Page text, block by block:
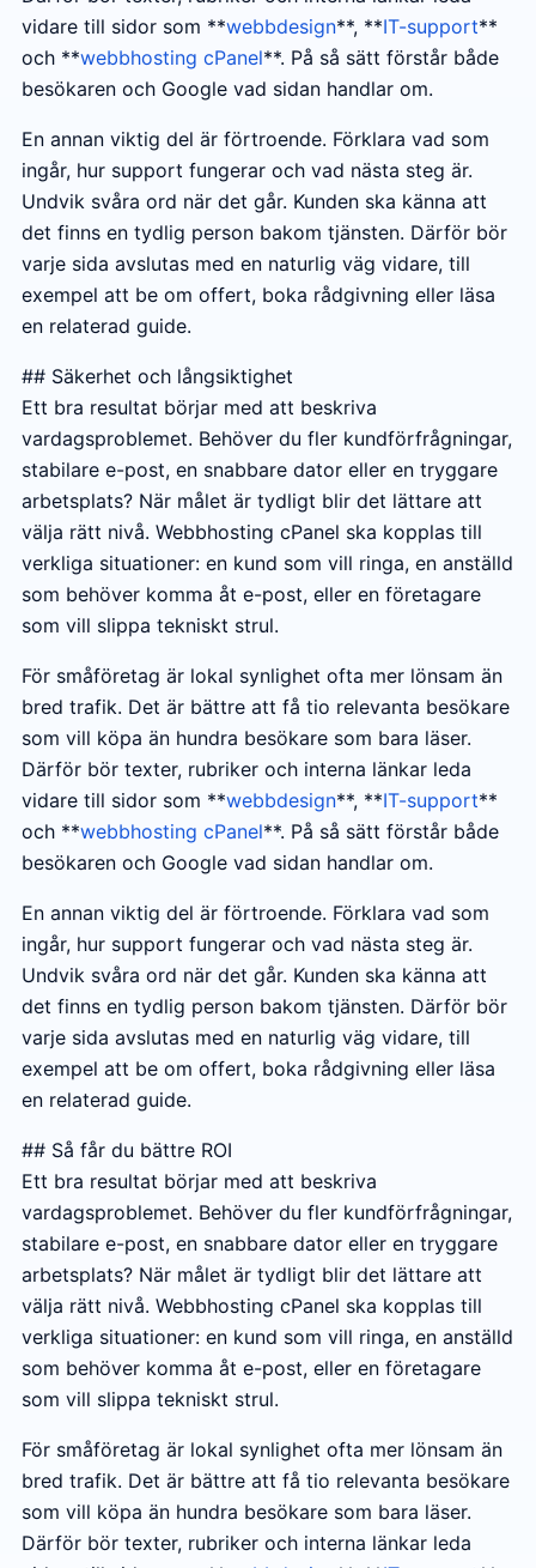
vidare till sidor som **webbdesign**, **IT-support**
och **webbhosting cPanel**. På så sätt förstår både
besökaren och Google vad sidan handlar om.
En annan viktig del är förtroende. Förklara vad som
ingår, hur support fungerar och vad nästa steg är.
Undvik svåra ord när det går. Kunden ska känna att
det finns en tydlig person bakom tjänsten. Därför bör
varje sida avslutas med en naturlig väg vidare, till
exempel att be om offert, boka rådgivning eller läsa
en relaterad guide.
## Säkerhet och långsiktighet
Ett bra resultat börjar med att beskriva
vardagsproblemet. Behöver du fler kundförfrågningar,
stabilare e-post, en snabbare dator eller en tryggare
arbetsplats? När målet är tydligt blir det lättare att
välja rätt nivå. Webbhosting cPanel ska kopplas till
verkliga situationer: en kund som vill ringa, en anställd
som behöver komma åt e-post, eller en företagare
som vill slippa tekniskt strul.
För småföretag är lokal synlighet ofta mer lönsam än
bred trafik. Det är bättre att få tio relevanta besökare
som vill köpa än hundra besökare som bara läser.
Därför bör texter, rubriker och interna länkar leda
vidare till sidor som **webbdesign**, **IT-support**
och **webbhosting cPanel**. På så sätt förstår både
besökaren och Google vad sidan handlar om.
En annan viktig del är förtroende. Förklara vad som
ingår, hur support fungerar och vad nästa steg är.
Undvik svåra ord när det går. Kunden ska känna att
det finns en tydlig person bakom tjänsten. Därför bör
varje sida avslutas med en naturlig väg vidare, till
exempel att be om offert, boka rådgivning eller läsa
en relaterad guide.
## Så får du bättre ROI
Ett bra resultat börjar med att beskriva
vardagsproblemet. Behöver du fler kundförfrågningar,
stabilare e-post, en snabbare dator eller en tryggare
arbetsplats? När målet är tydligt blir det lättare att
välja rätt nivå. Webbhosting cPanel ska kopplas till
verkliga situationer: en kund som vill ringa, en anställd
som behöver komma åt e-post, eller en företagare
som vill slippa tekniskt strul.
För småföretag är lokal synlighet ofta mer lönsam än
bred trafik. Det är bättre att få tio relevanta besökare
som vill köpa än hundra besökare som bara läser.
Därför bör texter, rubriker och interna länkar leda